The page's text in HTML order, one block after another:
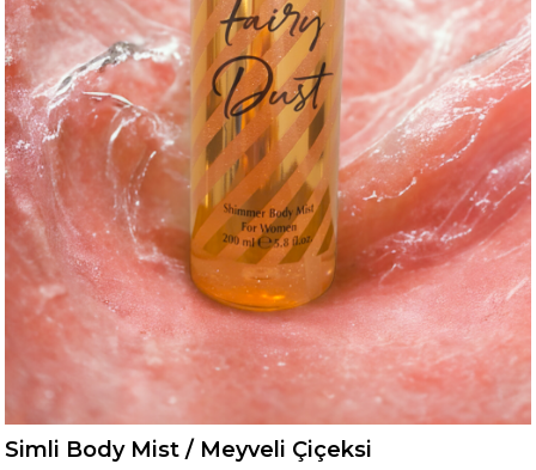
Simli Body Mist / Meyveli Çiçeksi